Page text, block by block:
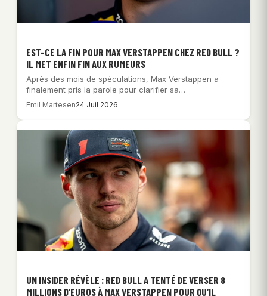
EST-CE LA FIN POUR MAX VERSTAPPEN CHEZ RED BULL ?
IL MET ENFIN FIN AUX RUMEURS
Après des mois de spéculations, Max Verstappen a
finalement pris la parole pour clarifier sa…
Emil Martesen24 Juil 2026
UN INSIDER RÉVÈLE : RED BULL A TENTÉ DE VERSER 8
MILLIONS D’EUROS À MAX VERSTAPPEN POUR QU’IL